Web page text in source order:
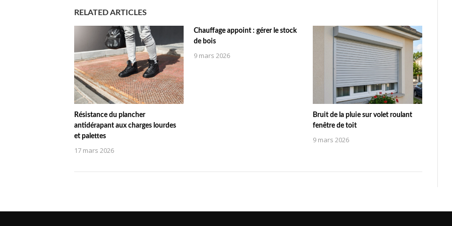
RELATED ARTICLES
Résistance du plancher
antidérapant aux charges lourdes
et palettes
17 mars 2026
Chauffage appoint : gérer le stock
de bois
9 mars 2026
Bruit de la pluie sur volet roulant
fenêtre de toit
9 mars 2026